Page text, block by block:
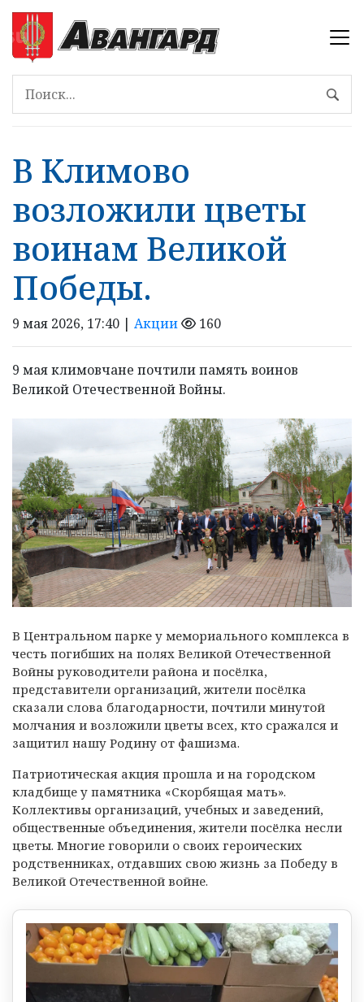
В Климово
возложили цветы
воинам Великой
Победы.
9 мая 2026, 17:40 | Акции 160
9 мая климовчане почтили память воинов
Великой Отечественной Войны.
В Центральном парке у мемориального комплекса в
честь погибших на полях Великой Отечественной
Войны руководители района и посёлка,
представители организаций, жители посёлка
сказали слова благодарности, почтили минутой
молчания и возложили цветы всех, кто сражался и
защитил нашу Родину от фашизма.
Патриотическая акция прошла и на городском
кладбище у памятника «Скорбящая мать».
Коллективы организаций, учебных и заведений,
общественные объединения, жители посёлка несли
цветы. Многие говорили о своих героических
родственниках, отдавших свою жизнь за Победу в
Великой Отечественной войне.